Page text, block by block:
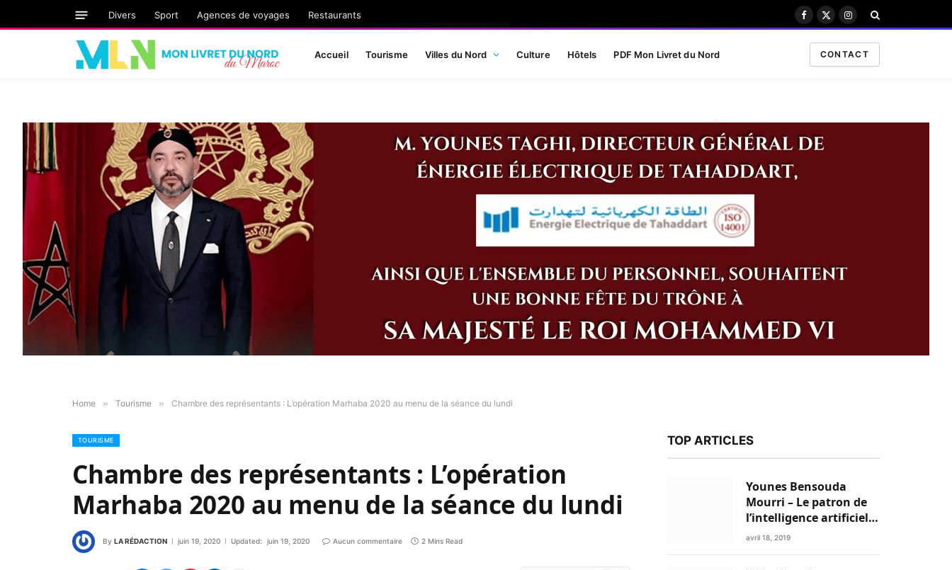
Divers Sport Agences de voyages Restaurants Facebook
X
Instagram
Accueil Tourisme Villes du Nord Culture Hôtels PDF Mon Livret du Nord CONTACT
Home » Tourisme » Chambre des représentants : L’opération Marhaba 2020 au menu de la séance du lundi
TOURISME
Chambre des représentants : L’opération
Marhaba 2020 au menu de la séance du lundi
By LA RÉDACTION juin 19, 2020 Updated: juin 19, 2020 Aucun commentaire 2 Mins Read
TOP ARTICLES
Younes Bensouda
Mourri – Le patron de
l’intelligence artificielle
est un Marocain
avril 18, 2019